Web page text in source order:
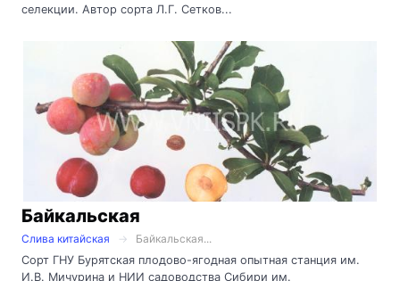
селекции. Автор сорта Л.Г. Сетков...
Байкальская
Слива китайская
Байкальская...
Сорт ГНУ Бурятская плодово-ягодная опытная станция им.
И.В. Мичурина и НИИ садоводства Сибири им.